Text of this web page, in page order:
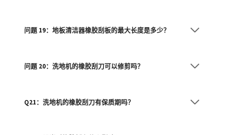
问题 19：地板清洁器橡胶刮板的最大长度是多少？
问题 20：洗地机的橡胶刮刀可以修剪吗？
Q21：洗地机的橡胶刮刀有保质期吗？